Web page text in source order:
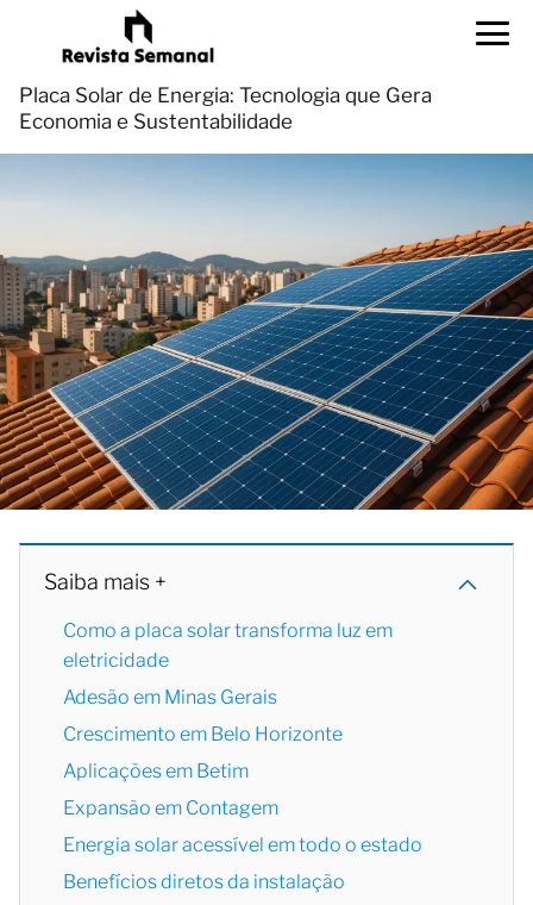
Placa Solar de Energia: Tecnologia que Gera
Economia e Sustentabilidade
Saiba mais +
Como a placa solar transforma luz em
eletricidade
Adesão em Minas Gerais
Crescimento em Belo Horizonte
Aplicações em Betim
Expansão em Contagem
Energia solar acessível em todo o estado
Benefícios diretos da instalação